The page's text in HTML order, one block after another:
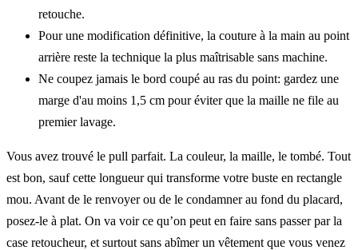
retouche.
Pour une modification définitive, la couture à la main au point
arrière reste la technique la plus maîtrisable sans machine.
Ne coupez jamais le bord coupé au ras du point: gardez une
marge d'au moins 1,5 cm pour éviter que la maille ne file au
premier lavage.
Vous avez trouvé le pull parfait. La couleur, la maille, le tombé. Tout
est bon, sauf cette longueur qui transforme votre buste en rectangle
mou. Avant de le renvoyer ou de le condamner au fond du placard,
posez-le à plat. On va voir ce qu’on peut en faire sans passer par la
case retoucheur, et surtout sans abîmer un vêtement que vous venez